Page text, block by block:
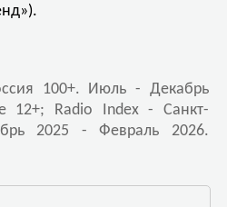
100+. Июль - Декабрь
12+; Radio Index - Санкт-
2025 - Февраль 2026.